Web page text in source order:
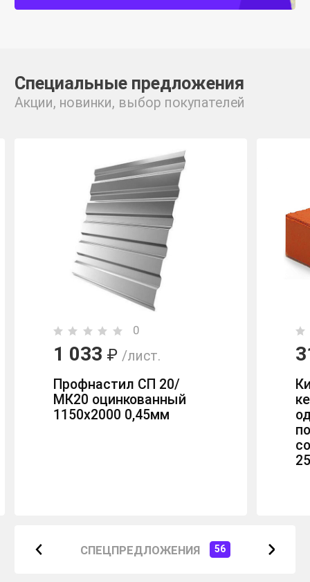
Специальные предложения
Акции, новинки, выбор покупателей
СПЕЦПРЕДЛОЖЕНИЯ 56
0
1 033 ₽ /лист.
Профнастил СП 20/
МК20 оцинкованный
1150х2000 0,45мм